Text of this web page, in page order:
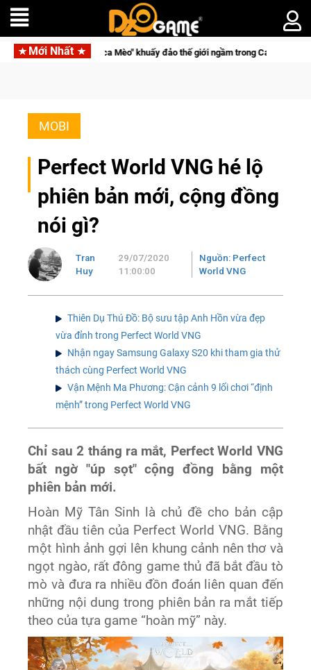
Mới Nhất
thành "Đại ca Mèo" khuấy đảo thế giới ngầm trong Cat Mafia
MOBI
Perfect World VNG hé lộ
phiên bản mới, cộng đồng
nói gì?
Tran
Huy
29/07/2020
11:00:00
Nguồn: Perfect
World VNG
Thiên Dụ Thú Đồ: Bộ sưu tập Anh Hồn vừa đẹp
vừa đỉnh trong Perfect World VNG
Nhận ngay Samsung Galaxy S20 khi tham gia thử
thách cùng Perfect World VNG
Vận Mệnh Ma Phương: Cận cảnh 9 lối chơi “định
mệnh” trong Perfect World VNG
Chỉ sau 2 tháng ra mắt, Perfect World VNG
bất ngờ "úp sọt" cộng đồng bằng một
phiên bản mới.
Hoàn Mỹ Tân Sinh là chủ đề cho bản cập
nhật đầu tiên của Perfect World VNG. Bằng
một hình ảnh gợi lên khung cảnh nên thơ và
ngọt ngào, rất đông game thủ đã bắt đầu tò
mò và đưa ra nhiều đồn đoán liên quan đến
những nội dung trong phiên bản ra mắt tiếp
theo của tựa game “hoàn mỹ” này.